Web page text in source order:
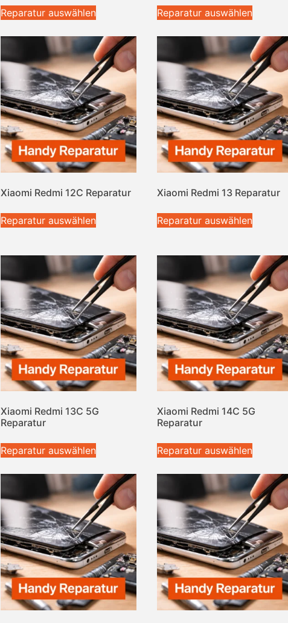
Reparatur auswählen Reparatur auswählen
Xiaomi Redmi 12C Reparatur
Reparatur auswählen
Xiaomi Redmi 13 Reparatur
Reparatur auswählen
Xiaomi Redmi 13C 5G
Reparatur
Reparatur auswählen
Xiaomi Redmi 14C 5G
Reparatur
Reparatur auswählen